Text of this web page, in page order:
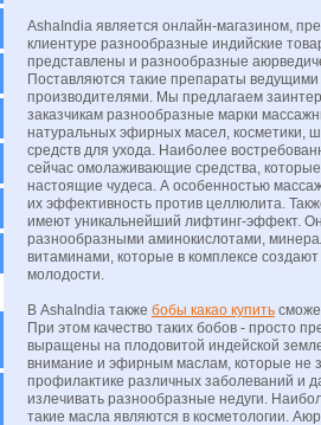
AshaIndia является онлайн-магазином,
клиентуре разнообразные индийские
представлены и разнообразные
Поставляются такие препараты
производителями. Мы предлагаем
заказчикам разнообразные марки
натуральных эфирных масел, косметики,
средств для ухода. Наиболее
сейчас омолаживающие средства, которые
настоящие чудеса. А особенностью
их эффективность против целлюлита.
имеют уникальнейший лифтинг-эффект.
разнообразными аминокислотами,
витаминами, которые в комплексе
молодости.
В AshaIndia также бобы какао купить
При этом качество таких бобов - просто
выращены на плодовитой индейской
внимание и эфирным маслам, которые не
профилактике различных заболеваний и
излечивать разнообразные недуги.
такие масла являются в косметологии.